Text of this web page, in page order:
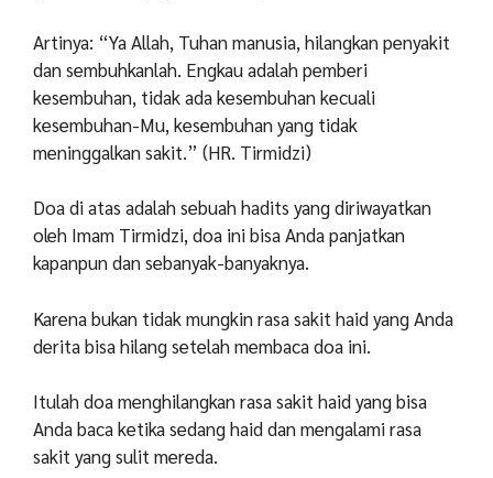
Artinya: “Ya Allah, Tuhan manusia, hilangkan penyakit
dan sembuhkanlah. Engkau adalah pemberi
kesembuhan, tidak ada kesembuhan kecuali
kesembuhan-Mu, kesembuhan yang tidak
meninggalkan sakit.” (HR. Tirmidzi)
Doa di atas adalah sebuah hadits yang diriwayatkan
oleh Imam Tirmidzi, doa ini bisa Anda panjatkan
kapanpun dan sebanyak-banyaknya.
Karena bukan tidak mungkin rasa sakit haid yang Anda
derita bisa hilang setelah membaca doa ini.
Itulah doa menghilangkan rasa sakit haid yang bisa
Anda baca ketika sedang haid dan mengalami rasa
sakit yang sulit mereda.